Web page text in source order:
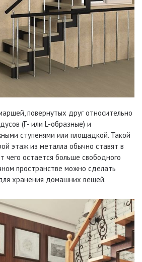
повернутых друг относительно
(Г- или L-образные) и
ступенями или площадкой. Такой
этаж из металла обычно ставят в
чего остается больше свободного
пространстве можно сделать
хранения домашних вещей.